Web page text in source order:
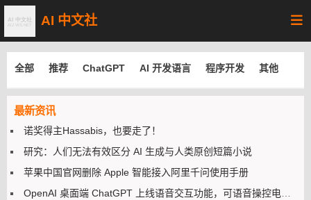
AI 中文社
全部 推荐 ChatGPT AI 开发语言 程序开发 其他
最新资讯
诺奖得主Hassabis，也要走了！
研究：人们无法有效区分 AI 生成与人类原创短篇小说
苹果中国官网删除 Apple 智能接入阿里千问使用手册
OpenAI 桌面端 ChatGPT 上线语音交互功能，可语音操控电脑执行多步骤任务